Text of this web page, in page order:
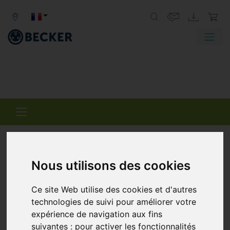
Nous utilisons des cookies
Ce site Web utilise des cookies et d'autres
technologies de suivi pour améliorer votre
expérience de navigation aux fins
suivantes : pour activer les fonctionnalités
VARIAIR
Des systèmes centralisés avec une promesse
de succès.
Le système central VARIAIR (VACS) de Becker offre une